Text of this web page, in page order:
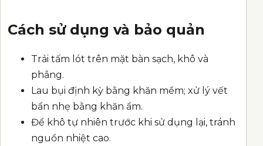
Cách sử dụng và bảo quản
Trải tấm lót trên mặt bàn sạch, khô và
phẳng.
Lau bụi định kỳ bằng khăn mềm; xử lý vết
bẩn nhẹ bằng khăn ẩm.
Để khô tự nhiên trước khi sử dụng lại, tránh
nguồn nhiệt cao.